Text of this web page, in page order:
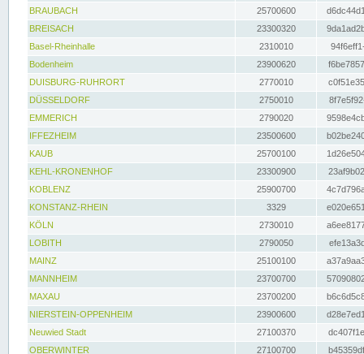
BRAUBACH
25700600
BREISACH
23300320
Basel-Rheinhalle
2310010
Bodenheim
23900620
DUISBURG-RUHRORT
2770010
DÜSSELDORF
2750010
EMMERICH
2790020
IFFEZHEIM
23500600
KAUB
25700100
KEHL-KRONENHOF
23300900
KOBLENZ
25900700
KONSTANZ-RHEIN
3329
KÖLN
2730010
LOBITH
2790050
MAINZ
25100100
MANNHEIM
23700700
MAXAU
23700200
NIERSTEIN-OPPENHEIM
23900600
Neuwied Stadt
27100370
OBERWINTER
27100700